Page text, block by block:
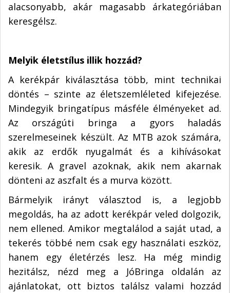
alacsonyabb, akár magasabb árkategóriában
keresgélsz.
Melyik életstílus illik hozzád?
A kerékpár kiválasztása több, mint technikai
döntés – szinte az életszemléleted kifejezése.
Mindegyik bringatípus másféle élményeket ad.
Az országúti bringa a gyors haladás
szerelmeseinek készült. Az MTB azok számára,
akik az erdők nyugalmát és a kihívásokat
keresik. A gravel azoknak, akik nem akarnak
dönteni az aszfalt és a murva között.
Bármelyik irányt választod is, a legjobb
megoldás, ha az adott kerékpár veled dolgozik,
nem ellened. Amikor megtalálod a saját utad, a
tekerés többé nem csak egy használati eszköz,
hanem egy életérzés lesz. Ha még mindig
hezitálsz, nézd meg a JóBringa oldalán az
ajánlatokat, ott biztos találsz valami hozzád